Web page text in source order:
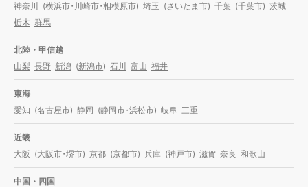
神奈川
(横浜市・川崎市・相模原市) 埼玉 (さいたま市) 千葉 (千葉市) 茨城
栃木 群馬
北陸・甲信越
山梨 長野 新潟 (新潟市) 石川 富山 福井
東海
愛知 (名古屋市) 静岡 (静岡市・浜松市) 岐阜 三重
近畿
大阪 (大阪市・堺市) 京都 (京都市) 兵庫 (神戸市) 滋賀 奈良 和歌山
中国・四国